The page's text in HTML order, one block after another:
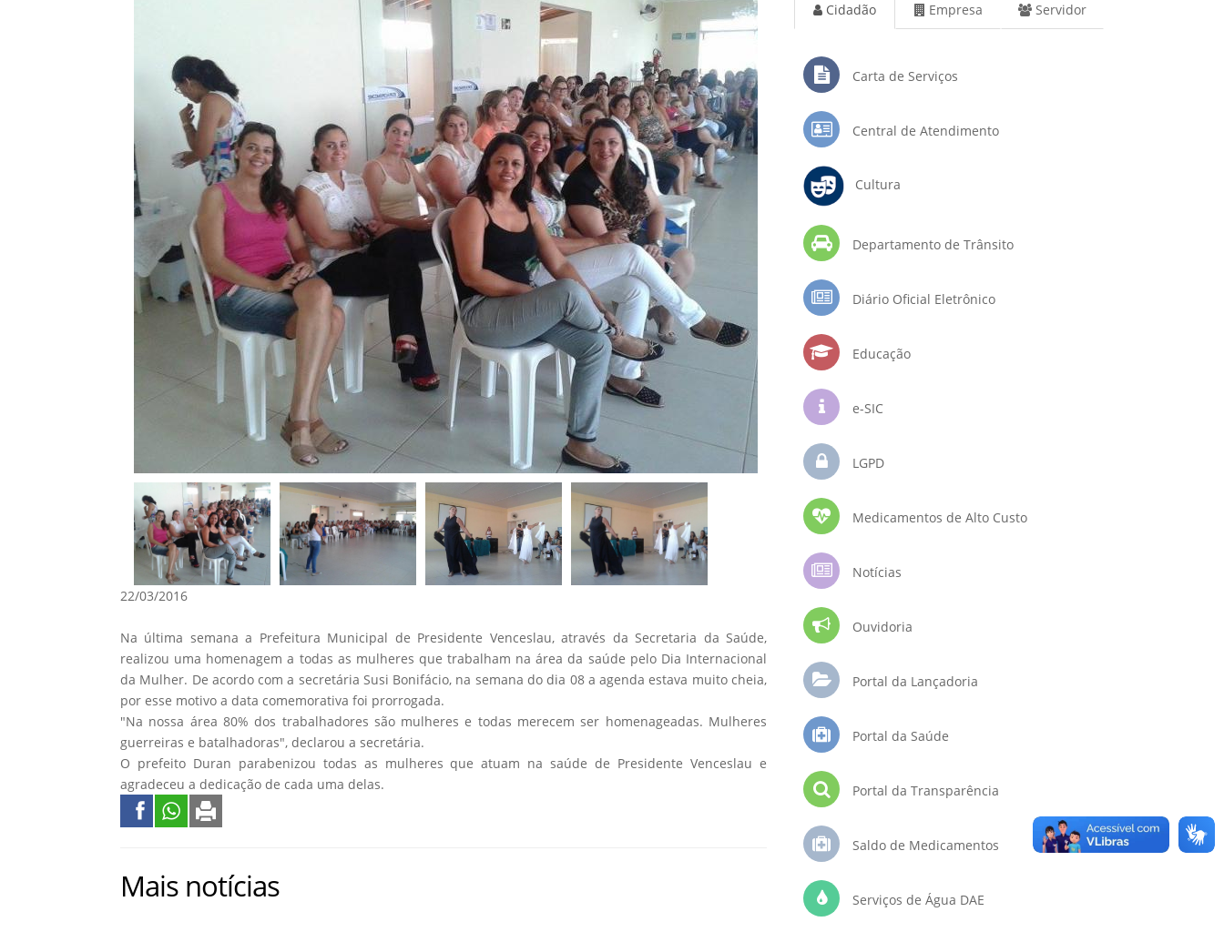
22/03/2016
Na última semana a Prefeitura Municipal de Presidente Venceslau, através da Secretaria da Saúde,
realizou uma homenagem a todas as mulheres que trabalham na área da saúde pelo Dia Internacional
da Mulher. De acordo com a secretária Susi Bonifácio, na semana do dia 08 a agenda estava muito cheia,
por esse motivo a data comemorativa foi prorrogada.
"Na nossa área 80% dos trabalhadores são mulheres e todas merecem ser homenageadas. Mulheres
guerreiras e batalhadoras", declarou a secretária.
O prefeito Duran parabenizou todas as mulheres que atuam na saúde de Presidente Venceslau e
agradeceu a dedicação de cada uma delas.
Mais notícias
Cidadão Empresa Servidor
Carta de Serviços
Central de Atendimento
Cultura
Departamento de Trânsito
Diário Oficial Eletrônico
Educação
e-SIC
LGPD
Medicamentos de Alto Custo
Notícias
Ouvidoria
Portal da Lançadoria
Portal da Saúde
Portal da Transparência
Saldo de Medicamentos
Serviços de Água DAE